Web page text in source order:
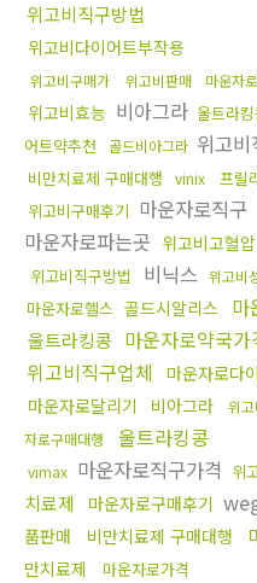
위고비직구방법
위고비다이어트부작용
위고비구매가 위고비판매 마운자
위고비효능 비아그라 울트라
어트약추천
골드비아그라 위고비
비만치료제 구매대행 vinix
프릴
위고비구매후기 마운자로직구
마운자로파는곳 위고비고혈압
위고비직구방법 비닉스 위고비
마운자로헬스 골드시알리스 마
울트라킹콩 마운자로약국가
위고비직구업체
마운자로다
마운자로달리기
비아그라 위
자로구매대행
울트라킹콩
vimax 마운자로직구가격 위
치료제
마운자로구매후기
품판매
비만치료제 구매대행
만치료제
마운자로가격